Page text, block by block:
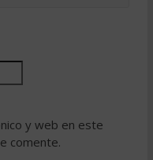
y web en este
comente.